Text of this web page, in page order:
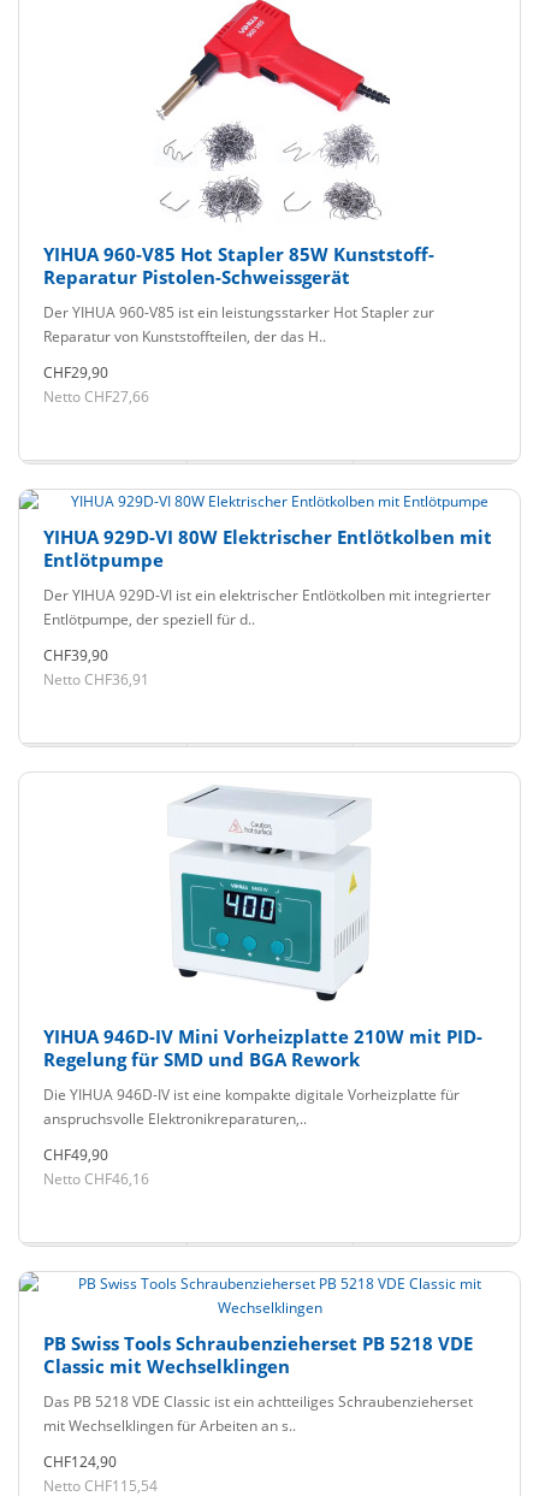
YIHUA 960-V85 Hot Stapler 85W Kunststoff-
Reparatur Pistolen-Schweissgerät
Der YIHUA 960-V85 ist ein leistungsstarker Hot Stapler zur
Reparatur von Kunststoffteilen, der das H..
CHF29,90
Netto CHF27,66
YIHUA 929D-VI 80W Elektrischer Entlötkolben mit
Entlötpumpe
Der YIHUA 929D-VI ist ein elektrischer Entlötkolben mit integrierter
Entlötpumpe, der speziell für d..
CHF39,90
Netto CHF36,91
YIHUA 946D-IV Mini Vorheizplatte 210W mit PID-
Regelung für SMD und BGA Rework
Die YIHUA 946D-IV ist eine kompakte digitale Vorheizplatte für
anspruchsvolle Elektronikreparaturen,..
CHF49,90
Netto CHF46,16
PB Swiss Tools Schraubenzieherset PB 5218 VDE
Classic mit Wechselklingen
Das PB 5218 VDE Classic ist ein achtteiliges Schraubenzieherset
mit Wechselklingen für Arbeiten an s..
CHF124,90
Netto CHF115,54